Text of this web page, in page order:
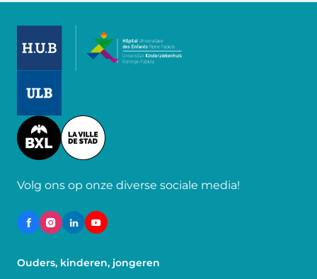
Image
Volg ons op onze diverse sociale media!
Ouders, kinderen, jongeren